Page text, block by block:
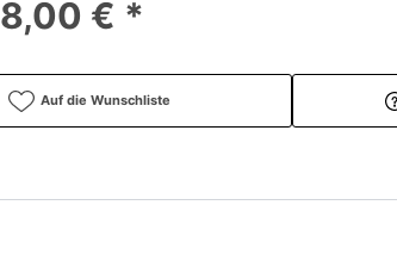
€ *
Auf die Wunschliste